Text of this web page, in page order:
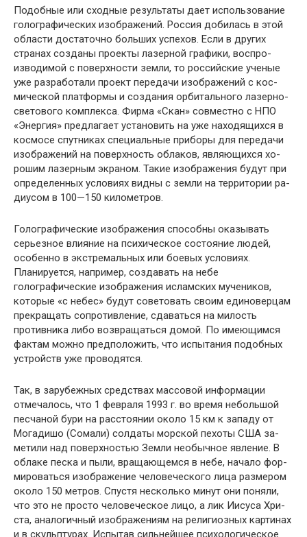
Подобные или сходные результаты дает использова­ние
голографических изображений. Россия добилась в этой
области достаточно больших успехов. Если в дру­гих
странах созданы проекты лазерной графики, воспро­
изводимой с поверхности земли, то российские ученые
уже разработали проект передачи изображений с кос­
мической платформы и создания орбитального лазерно-
светового комплекса. Фирма «Скан» совместно с НПО
«Энергия» предлагает установить на уже находящихся в
космосе спутниках специальные приборы для передачи
изображений на поверхность облаков, являющихся хо­
рошим лазерным экраном. Такие изображения будут при
определенных условиях видны с земли на территории ра­
диусом в 100—150 километров.
Голографические изображения способны оказывать
серьезное влияние на психическое состояние людей,
осо­бенно в экстремальных или боевых условиях.
Планиру­ется, например, создавать на небе
голографические изо­бражения исламских мучеников,
которые «с небес» будут советовать своим единоверцам
прекращать сопротивле­ние, сдаваться на милость
противника либо возвращать­ся домой. По имеющимся
фактам можно предположить, что испытания подобных
устройств уже проводятся.
Так, в зарубежных средствах массовой информации
отмечалось, что 1 февраля 1993 г. во время небольшой
песчаной бури на расстоянии около 15 км к западу от
Могадишо (Сомали) солдаты морской пехоты США за­
метили над поверхностью Земли необычное явление. В
облаке песка и пыли, вращающемся в небе, начало фор­
мироваться изображение человеческого лица размером
около 150 метров. Спустя несколько минут они поняли,
что это не просто человеческое лицо, а лик Иисуса Хри­
ста, аналогичный изображениям на религиозных карти­нах
и в скульптурах. Испытав сильнейшее психологиче­ское